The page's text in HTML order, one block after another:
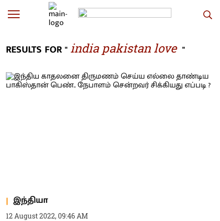
RESULTS FOR " india pakistan love "
இந்தியா
12 August 2022, 09:46 AM